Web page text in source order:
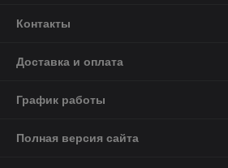
Контакты
Доставка и оплата
График работы
Полная версия сайта